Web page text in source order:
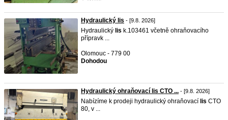
Hydraulický lis - [9.8. 2026]
Hydraulický lis k.103461 včetně ohraňovacího
přípravk ...
Olomouc - 779 00
Dohodou
Hydraulický ohraňovací lis CTO ... - [9.8. 2026]
Nabízíme k prodeji hydraulický ohraňovací lis CTO
80, v ...